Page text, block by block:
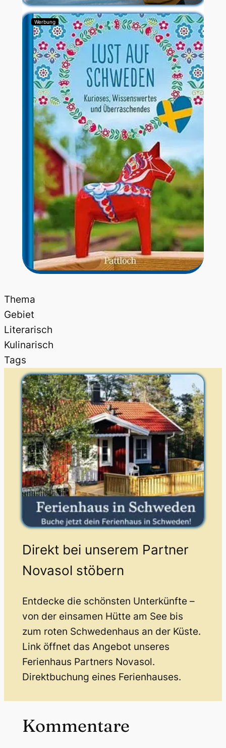
Werbung
Thema
Gebiet
Literarisch
Kulinarisch
Tags
Direkt bei unserem Partner
Novasol stöbern
Entdecke die schönsten Unterkünfte –
von der einsamen Hütte am See bis
zum roten Schwedenhaus an der Küste.
Link öffnet das Angebot unseres
Ferienhaus Partners Novasol.
Direktbuchung eines Ferienhauses.
Kommentare